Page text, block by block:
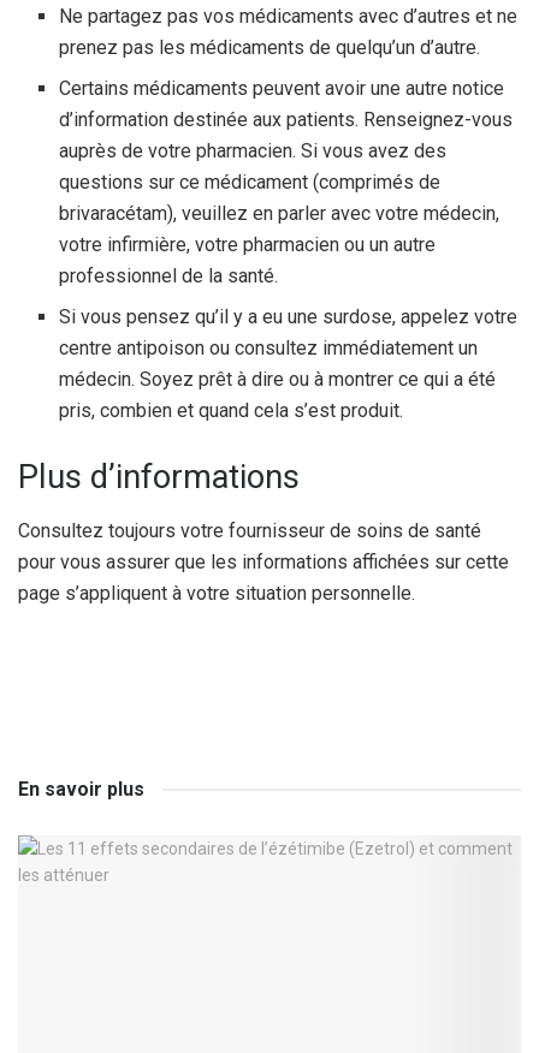
Ne partagez pas vos médicaments avec d’autres et ne
prenez pas les médicaments de quelqu’un d’autre.
Certains médicaments peuvent avoir une autre notice
d’information destinée aux patients. Renseignez-vous
auprès de votre pharmacien. Si vous avez des
questions sur ce médicament (comprimés de
brivaracétam), veuillez en parler avec votre médecin,
votre infirmière, votre pharmacien ou un autre
professionnel de la santé.
Si vous pensez qu’il y a eu une surdose, appelez votre
centre antipoison ou consultez immédiatement un
médecin. Soyez prêt à dire ou à montrer ce qui a été
pris, combien et quand cela s’est produit.
Plus d’informations
Consultez toujours votre fournisseur de soins de santé
pour vous assurer que les informations affichées sur cette
page s’appliquent à votre situation personnelle.
En savoir plus